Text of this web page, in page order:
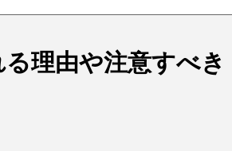
理由や注意すべき